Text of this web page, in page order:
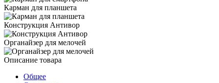
Карман для планшета
Конструкция Антивор
Органайзер для мелочей
Описание товара
Общее